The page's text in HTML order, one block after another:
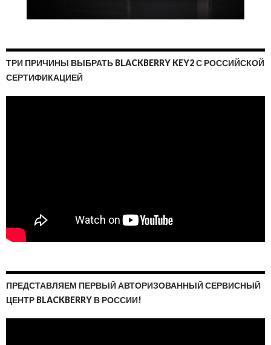
ТРИ ПРИЧИНЫ ВЫБРАТЬ BLACKBERRY KEY2 С РОССИЙСКОЙ
СЕРТИФИКАЦИЕЙ
ПРЕДСТАВЛЯЕМ ПЕРВЫЙ АВТОРИЗОВАННЫЙ СЕРВИСНЫЙ
ЦЕНТР BLACKBERRY В РОССИИ!